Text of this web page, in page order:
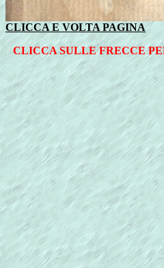
CLICCA E VOLTA PAGINA
CLICCA SULLE FRECCE